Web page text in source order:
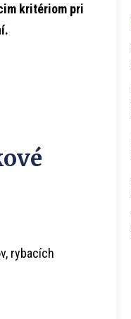
kritériom pri
rybacích